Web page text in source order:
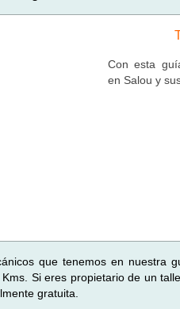
Con esta
en Salou y
que tenemos en nuestra
Si eres propietario de un
gratuita.